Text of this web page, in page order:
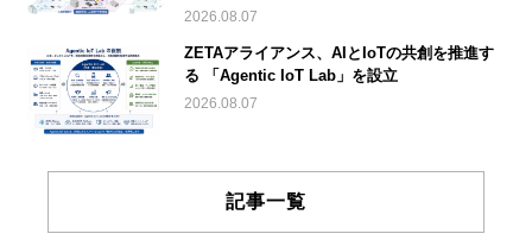
2026.08.07
ZETAアライアンス、AIとIoTの共創を推進す
る 「Agentic IoT Lab」を設立
2026.08.07
記事一覧